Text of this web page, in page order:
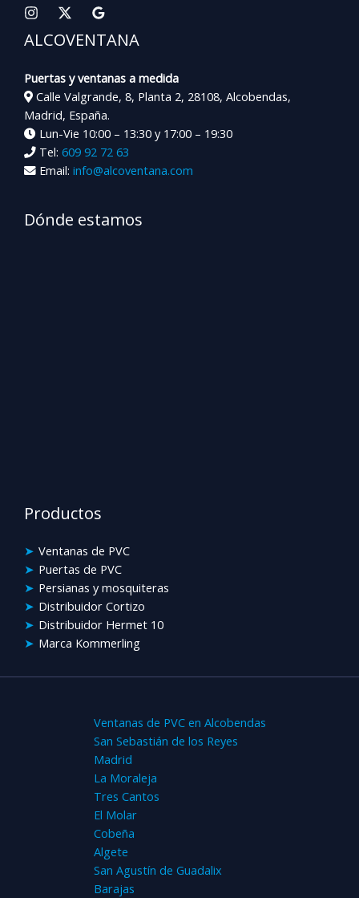
ALCOVENTANA
Puertas y ventanas a medida
Calle Valgrande, 8, Planta 2, 28108, Alcobendas,
Madrid, España.
Lun-Vie 10:00 – 13:30 y 17:00 – 19:30
Tel: 609 92 72 63
Email: info@alcoventana.com
Dónde estamos
Productos
Ventanas de PVC
Puertas de PVC
Persianas y mosquiteras
Distribuidor Cortizo
Distribuidor Hermet 10
Marca Kommerling
Ventanas de PVC en Alcobendas
San Sebastián de los Reyes
Madrid
La Moraleja
Tres Cantos
El Molar
Cobeña
Algete
San Agustín de Guadalix
Barajas